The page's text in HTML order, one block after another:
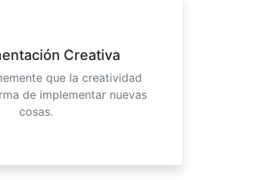
Creativa
que la creatividad
de implementar nuevas
cosas.